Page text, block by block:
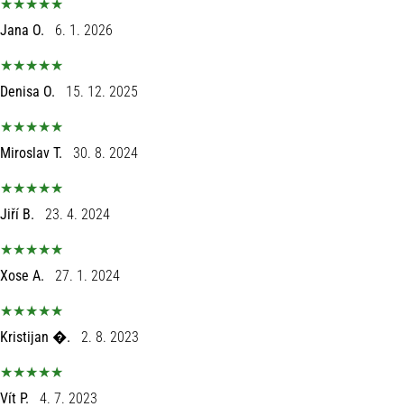
fodboldstøvler
–
og
touch
11teamsports
1. 7. 2025
•
Play
for
Victories
Gør
dig
til
Jana O. 6. 1. 2026
Denisa O. 15. 12. 2025
Miroslav T. 30. 8. 2024
Jiří B. 23. 4. 2024
Xose A. 27. 1. 2024
Kristijan �. 2. 8. 2023
Vít P. 4. 7. 2023